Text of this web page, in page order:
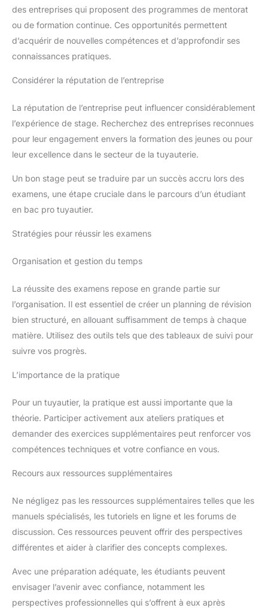
des entreprises qui proposent des programmes de mentorat
ou de formation continue. Ces opportunités permettent
d’acquérir de nouvelles compétences et d’approfondir ses
connaissances pratiques.
Considérer la réputation de l’entreprise
La réputation de l’entreprise peut influencer considérablement
l’expérience de stage. Recherchez des entreprises reconnues
pour leur engagement envers la formation des jeunes ou pour
leur excellence dans le secteur de la tuyauterie.
Un bon stage peut se traduire par un succès accru lors des
examens, une étape cruciale dans le parcours d’un étudiant
en bac pro tuyautier.
Stratégies pour réussir les examens
Organisation et gestion du temps
La réussite des examens repose en grande partie sur
l’organisation. Il est essentiel de créer un planning de révision
bien structuré, en allouant suffisamment de temps à chaque
matière. Utilisez des outils tels que des tableaux de suivi pour
suivre vos progrès.
L’importance de la pratique
Pour un tuyautier, la pratique est aussi importante que la
théorie. Participer activement aux ateliers pratiques et
demander des exercices supplémentaires peut renforcer vos
compétences techniques et votre confiance en vous.
Recours aux ressources supplémentaires
Ne négligez pas les ressources supplémentaires telles que les
manuels spécialisés, les tutoriels en ligne et les forums de
discussion. Ces ressources peuvent offrir des perspectives
différentes et aider à clarifier des concepts complexes.
Avec une préparation adéquate, les étudiants peuvent
envisager l’avenir avec confiance, notamment les
perspectives professionnelles qui s’offrent à eux après